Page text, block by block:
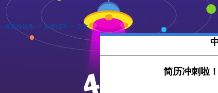
> 美高梅娱乐 >> 在线招聘 >> 正文
简历冲刺啦